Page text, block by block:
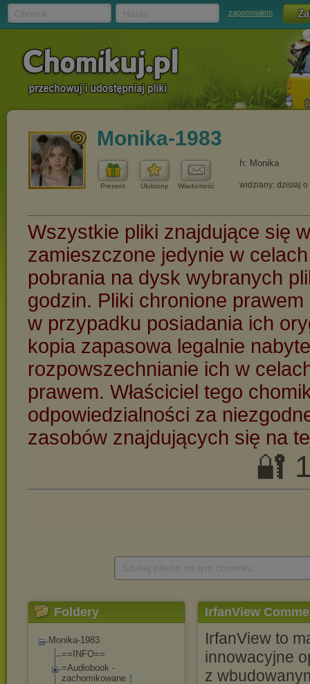
zapomniałem
Monika-1983
Prezent Ulubiony Wiadomość
h: Monika
widziany: dzisiaj o
Foldery
Monika-1983
==INFO==
=Audiobook -
zachomikowane
IrfanView
IrfanView to
innowacyjne
z